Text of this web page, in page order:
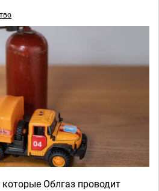
Облгаз проводит